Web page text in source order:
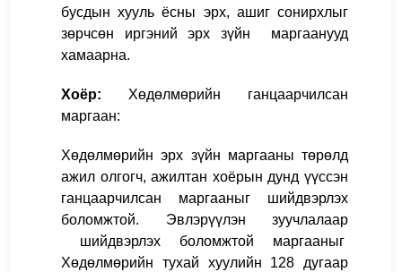
бусдын хууль ёсны эрх, ашиг сонирхлыг
зөрчсөн иргэний эрх зүйн маргаанууд
хамаарна.
Хоёр: Хөдөлмөрийн ганцаарчилсан
маргаан:
Хөдөлмөрийн эрх зүйн маргааны төрөлд
ажил олгогч, ажилтан хоёрын дунд үүссэн
ганцаарчилсан маргааныг шийдвэрлэх
боломжтой. Эвлэрүүлэн зуучлалаар
шийдвэрлэх боломжтой маргааныг
Хөдөлмөрийн тухай хуулийн 128 дугаар